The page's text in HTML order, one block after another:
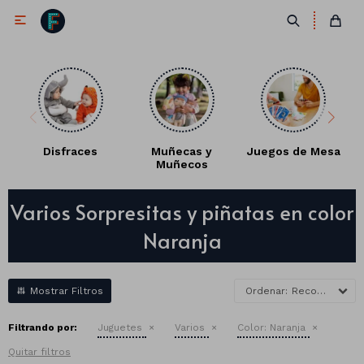

Disfraces
Muñecas y
Muñecos
Juegos de Mesa
Varios Sorpresitas y piñatas en color
Naranja
Recomendados
Filtrando por: Juguetes Varios Color: Naranja
Quitar filtros
Antifaces
Lentes
Corbatas
Collares
Gorros
Vinchas